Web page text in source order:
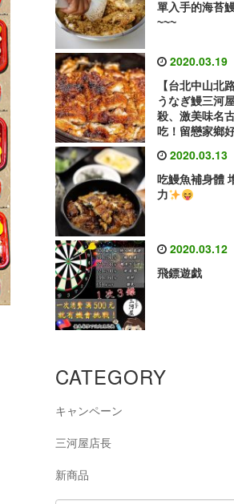
單入手的海苔
~~~
2020.03.19
【台北中山北
うなぎ鰻三河
殺、激美味名
吃！留戀家鄉
2020.03.13
吃鰻魚補身體
力
2020.03.12
飛鏢遊戯
CATEGORY
キャンペーン
三河屋店長
新商品